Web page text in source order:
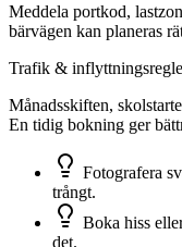
Meddela portkod,
bärvägen kan planeras
Trafik &
Månadsskiften,
En tidig bokning ger
Fotografera
trångt.
Boka hiss
det.